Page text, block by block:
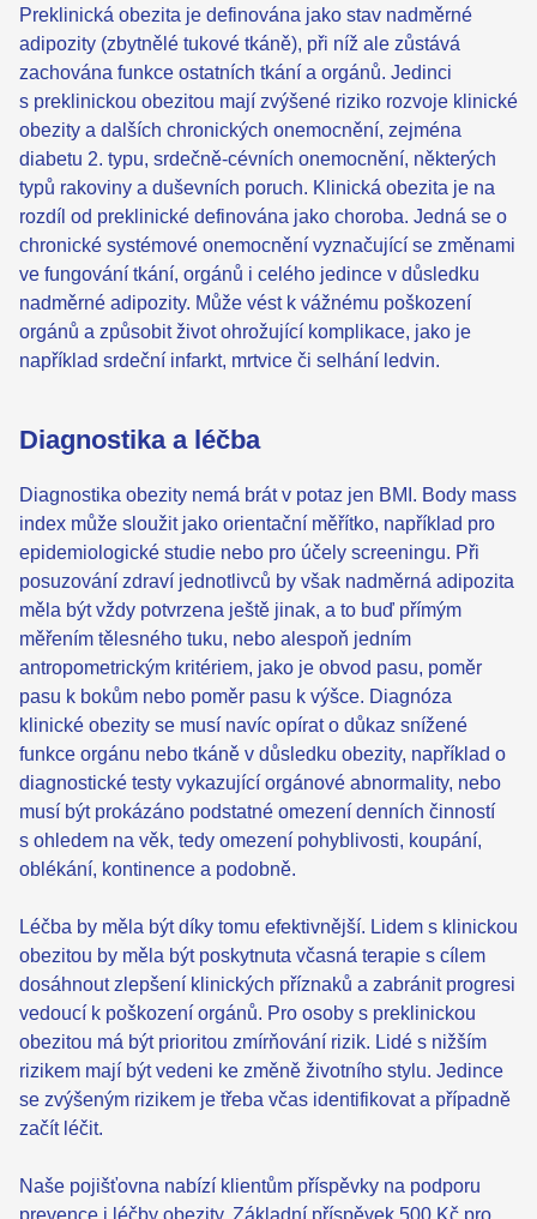
Preklinická obezita je definována jako stav nadměrné
adipozity (zbytnělé tukové tkáně), při níž ale zůstává
zachována funkce ostatních tkání a orgánů. Jedinci
s preklinickou obezitou mají zvýšené riziko rozvoje klinické
obezity a dalších chronických onemocnění, zejména
diabetu 2. typu, srdečně-cévních onemocnění, některých
typů rakoviny a duševních poruch. Klinická obezita je na
rozdíl od preklinické definována jako choroba. Jedná se o
chronické systémové onemocnění vyznačující se změnami
ve fungování tkání, orgánů i celého jedince v důsledku
nadměrné adipozity. Může vést k vážnému poškození
orgánů a způsobit život ohrožující komplikace, jako je
například srdeční infarkt, mrtvice či selhání ledvin.
Diagnostika a léčba
Diagnostika obezity nemá brát v potaz jen BMI. Body mass
index může sloužit jako orientační měřítko, například pro
epidemiologické studie nebo pro účely screeningu. Při
posuzování zdraví jednotlivců by však nadměrná adipozita
měla být vždy potvrzena ještě jinak, a to buď přímým
měřením tělesného tuku, nebo alespoň jedním
antropometrickým kritériem, jako je obvod pasu, poměr
pasu k bokům nebo poměr pasu k výšce. Diagnóza
klinické obezity se musí navíc opírat o důkaz snížené
funkce orgánu nebo tkáně v důsledku obezity, například o
diagnostické testy vykazující orgánové abnormality, nebo
musí být prokázáno podstatné omezení denních činností
s ohledem na věk, tedy omezení pohyblivosti, koupání,
oblékání, kontinence a podobně.
Léčba by měla být díky tomu efektivnější. Lidem s klinickou
obezitou by měla být poskytnuta včasná terapie s cílem
dosáhnout zlepšení klinických příznaků a zabránit progresi
vedoucí k poškození orgánů. Pro osoby s preklinickou
obezitou má být prioritou zmírňování rizik. Lidé s nižším
rizikem mají být vedeni ke změně životního stylu. Jedince
se zvýšeným rizikem je třeba včas identifikovat a případně
začít léčit.
Naše pojišťovna nabízí klientům příspěvky na podporu
prevence i léčby obezity. Základní příspěvek 500 Kč pro